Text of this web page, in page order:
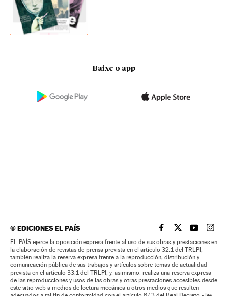
Baixe o app
©EDICIONES EL PAÍS EL PAÍS BRASIL EN
EL PAÍSEL PAÍS
EL
EL PAÍS ejerce la oposición expresa frente al uso de sus obras y prestaciones en
la elaboración de revistas de prensa prevista en el artículo 32.1 del TRLPI;
también realiza la reserva expresa frente a la reproducción, distribución y
comunicación pública de sus trabajos y artículos sobre temas de actualidad
prevista en el artículo 33.1 del TRLPI; y, asimismo, realiza una reserva expresa
de las reproducciones y usos de las obras y otras prestaciones accesibles desde
este sitio web a medios de lectura mecánica u otros medios que resulten